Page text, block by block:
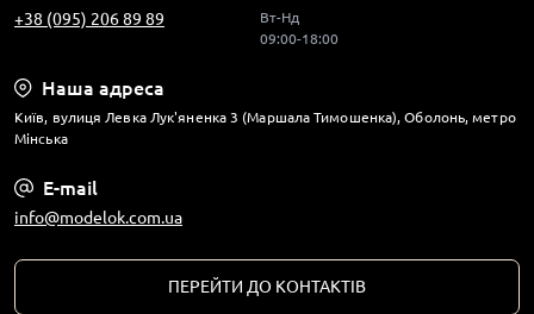
+38 (095) 206 89 89
Вт-Нд
09:00-18:00
Наша адреса
Київ, вулиця Левка Лук'яненка 3 (Маршала Тимошенка), Оболонь, метро
Мінська
E-mail
info@modelok.com.ua
ПЕРЕЙТИ ДО КОНТАКТІВ